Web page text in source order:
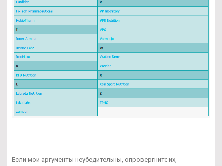
Если мои аргументы неубедительны, опровергните их,